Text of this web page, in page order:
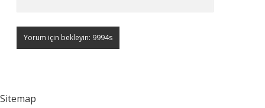
Sitemap